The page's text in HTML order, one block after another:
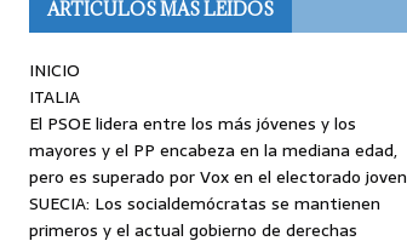
ARTÍCULOS MÁS LEÍDOS
INICIO
ITALIA
El PSOE lidera entre los más jóvenes y los
mayores y el PP encabeza en la mediana edad,
pero es superado por Vox en el electorado joven
SUECIA: Los socialdemócratas se mantienen
primeros y el actual gobierno de derechas